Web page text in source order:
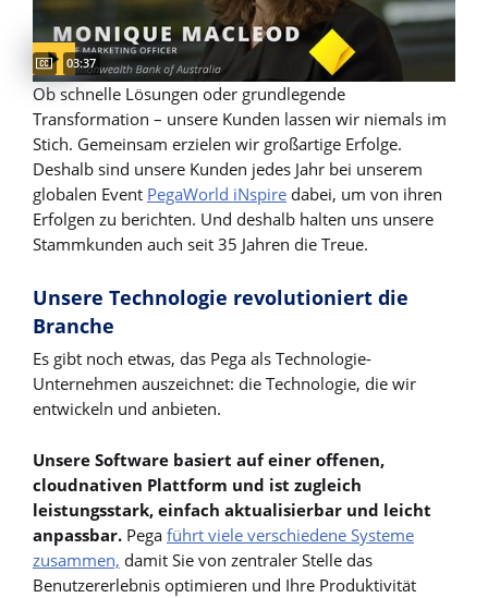
Video duration:
03:37
Captions available
Ob schnelle Lösungen oder grundlegende
Transformation – unsere Kunden lassen wir niemals im
Stich. Gemeinsam erzielen wir großartige Erfolge.
Deshalb sind unsere Kunden jedes Jahr bei unserem
globalen Event PegaWorld iNspire dabei, um von ihren
Erfolgen zu berichten. Und deshalb halten uns unsere
Stammkunden auch seit 35 Jahren die Treue.
Unsere Technologie revolutioniert die
Branche
Es gibt noch etwas, das Pega als Technologie-
Unternehmen auszeichnet: die Technologie, die wir
entwickeln und anbieten.
Unsere Software basiert auf einer offenen,
cloudnativen Plattform und ist zugleich
leistungsstark, einfach aktualisierbar und leicht
anpassbar. Pega führt viele verschiedene Systeme
zusammen, damit Sie von zentraler Stelle das
Benutzererlebnis optimieren und Ihre Produktivität